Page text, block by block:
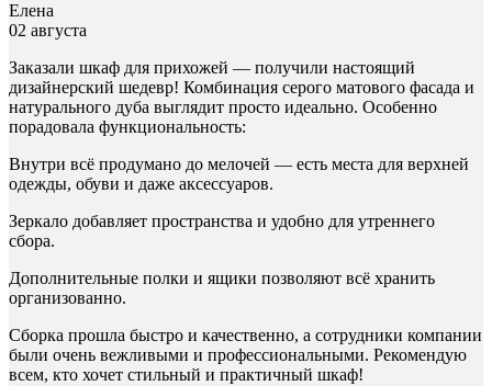
Елена
02 августа
Заказали шкаф для прихожей — получили настоящий
дизайнерский шедевр! Комбинация серого матового фасада и
натурального дуба выглядит просто идеально. Особенно
порадовала функциональность:
Внутри всё продумано до мелочей — есть места для верхней
одежды, обуви и даже аксессуаров.
Зеркало добавляет пространства и удобно для утреннего
сбора.
Дополнительные полки и ящики позволяют всё хранить
организованно.
Сборка прошла быстро и качественно, а сотрудники компании
были очень вежливыми и профессиональными. Рекомендую
всем, кто хочет стильный и практичный шкаф!